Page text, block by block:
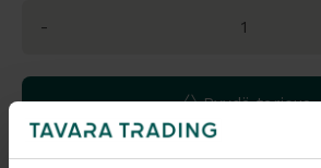
-
Pyydä tarjous